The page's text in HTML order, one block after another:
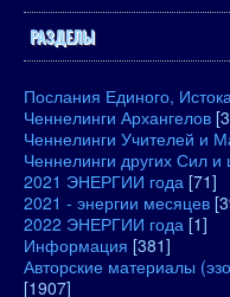
РАЗДЕЛЫ
Послания Единого,
Ченнелинги Архангелов
Ченнелинги Учителей и
Ченнелинги других Сил и
2021 ЭНЕРГИИ года [71]
2021 - энергии месяцев
2022 ЭНЕРГИИ года [1]
Информация [381]
Авторские материалы
[1907]